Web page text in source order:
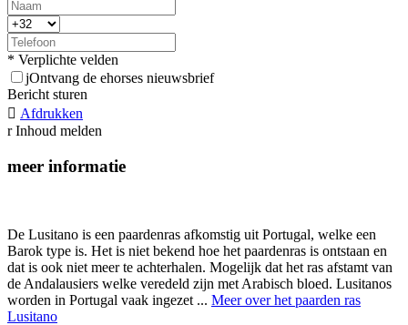
* Verplichte velden
jOntvang de ehorses nieuwsbrief
Bericht sturen
 Afdrukken
r Inhoud melden
meer informatie
De Lusitano is een paardenras afkomstig uit Portugal, welke een
Barok type is. Het is niet bekend hoe het paardenras is ontstaan en
dat is ook niet meer te achterhalen. Mogelijk dat het ras afstamt van
de Andalausiers welke veredeld zijn met Arabisch bloed. Lusitanos
worden in Portugal vaak ingezet ... Meer over het paarden ras
Lusitano